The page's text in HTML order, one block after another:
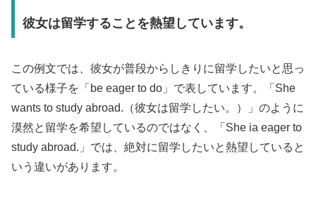
彼女は留学することを熱望しています。
この例文では、彼女が普段からしきりに留学したいと思っ
ている様子を「be eager to do」で表しています。「She
wants to study abroad.（彼女は留学したい。）」のように
漠然と留学を希望しているのではなく、「She ia eager to
study abroad.」では、絶対に留学したいと熱望していると
いう違いがあります。